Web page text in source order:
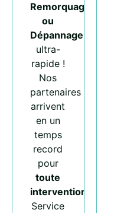
Remorquage
ou
Dépannage
ultra-
rapide !
Nos
partenaires
arrivent
en un
temps
record
pour
toute
intervention
Service